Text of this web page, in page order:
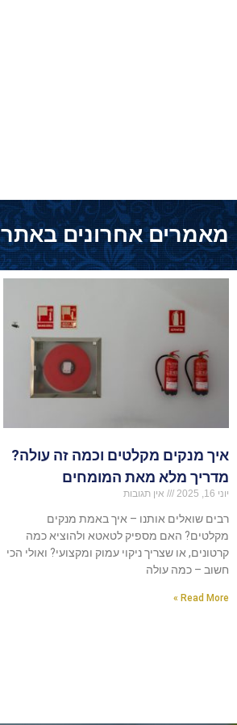
מאמרים אחרונים באתר
איך מנקים מקלטים וכמה זה עולה?
מדריך מלא מאת המומחים
יוני 16, 2025 אין תגובות
רבים שואלים אותנו – איך באמת מנקים
מקלטים? האם מספיק לטאטא ולהוציא כמה
קרטונים, או שצריך ניקוי עמוק ומקצועי? ואולי הכי
חשוב – כמה עולה
Read More »